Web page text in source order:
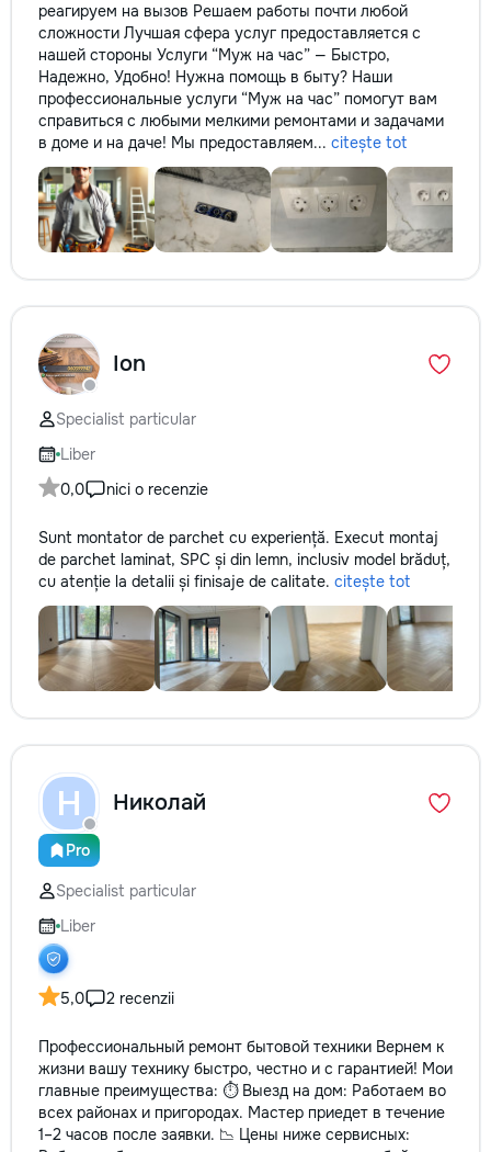
реагируем на вызов Решаем работы почти любой
сложности Лучшая сфера услуг предоставляется с
нашей стороны Услуги “Муж на час” — Быстро,
Надежно, Удобно! Нужна помощь в быту? Наши
профессиональные услуги “Муж на час” помогут вам
справиться с любыми мелкими ремонтами и задачами
в доме и на даче! Мы предоставляем... citește tot
Ion
Specialist particular
Liber
0,0
nici o recenzie
Sunt montator de parchet cu experiență. Execut montaj
de parchet laminat, SPC și din lemn, inclusiv model brăduț,
cu atenție la detalii și finisaje de calitate. citește tot
Н
Pro
Николай
Specialist particular
Liber
5,0 2 recenzii
Профессиональный ремонт бытовой техники Вернем к
жизни вашу технику быстро, честно и с гарантией! Мои
главные преимущества: ⏱️ Выезд на дом: Работаем во
всех районах и пригородах. Мастер приедет в течение
1–2 часов после заявки. 📉 Цены ниже сервисных: